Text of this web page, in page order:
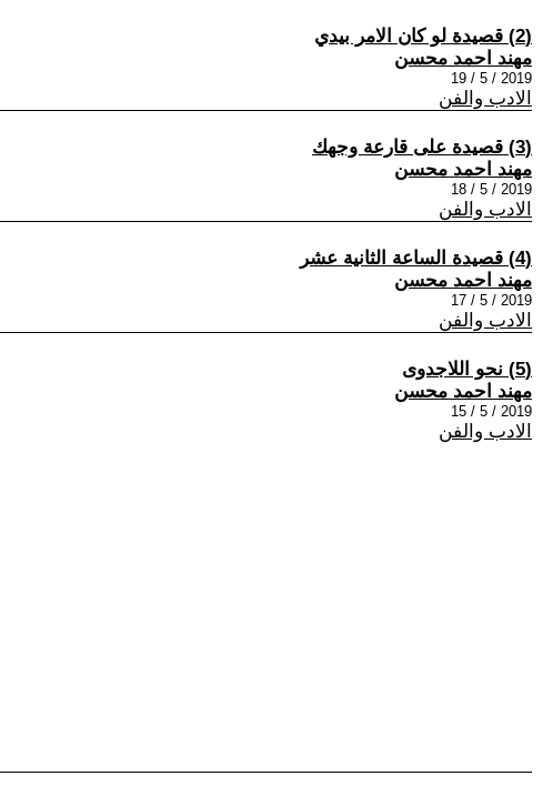
(2) قصيدة لو كان الامر بيدي
مهند احمد محسن
2019 / 5 / 19
الادب والفن
(3) قصيدة على قارعة وجهك
مهند احمد محسن
2019 / 5 / 18
الادب والفن
(4) قصيدة الساعة الثانية عشر
مهند احمد محسن
2019 / 5 / 17
الادب والفن
(5) نحو اللاجدوى
مهند احمد محسن
2019 / 5 / 15
الادب والفن